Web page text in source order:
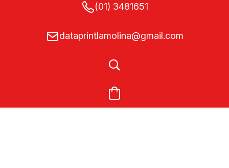
(01) 3481651
dataprintlamolina@gmail.com